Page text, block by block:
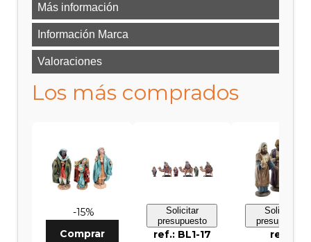
Más información
Información Marca
Valoraciones
Los más comprados
-15%
Comprar
Solicitar
presupuesto
ref.: BL1-17
Solicitar
presupuesto
ref.: